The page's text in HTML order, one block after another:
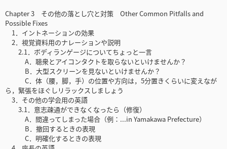
Chapter 3 その他の落とし穴と対策 Other Common Pitfalls and
Possible Fixes
1．イントネーションの効果
2．視覚資料用のナレーションや説明
2.1．ボディランゲージについてちょっと一言
A．聴衆とアイコンタクトを取らないといけませんか？
B．大型スクリーンを見ないといけませんか？
C．体（腰，脚，手）の位置や方向は，5分置きくらいに変えなが
ら，緊張をほぐしリラックスしましょう
3．その他の学会用の英語
3.1．意志疎通ができなくなったら（修復）
A．間違ってしまった場合（例：...in Yamakawa Prefecture）
B．撤回するときの表現
C．明確化するときの表現